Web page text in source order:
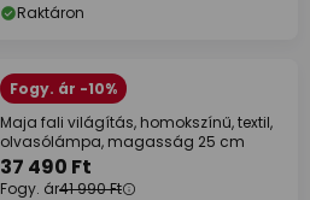
Raktáron
Fogy. ár -10%
Maja fali világítás, homokszínű, textil,
olvasólámpa, magasság 25 cm
37 490 Ft
Fogy. ár41 990 Ft